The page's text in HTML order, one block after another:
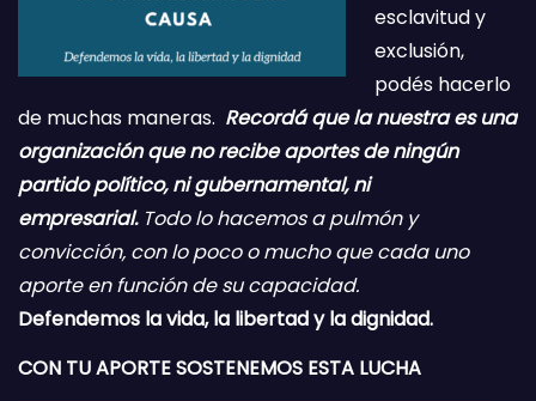
esclavitud y
exclusión,
podés hacerlo
de muchas maneras. Recordá que la nuestra es una
organización que no recibe aportes de ningún
partido político, ni gubernamental, ni
empresarial.Todo lo hacemos a pulmón y
convicción, con lo poco o mucho que cada uno
aporte en función de su capacidad.
Defendemos la vida, la libertad y la dignidad.
CON TU APORTE SOSTENEMOS ESTA LUCHA